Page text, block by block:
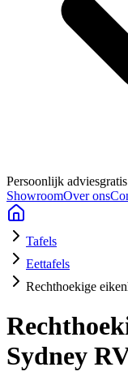
Persoonlijk advies
ShowroomOver ons
Tafels
Eettafels
Rechthoekige
Sydney